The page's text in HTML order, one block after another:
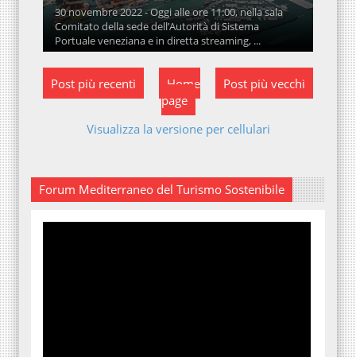
30 novembre 2022 - Oggi alle ore 11:00, nella sala
Comitato della sede dell’Autorità di Sistema
Portuale veneziana e in diretta streaming, ...
Post più recenti Post più vecchi
Home
page
Visualizza la versione per cellulari
Forum Mediterraneo del Turismo Sostenibile